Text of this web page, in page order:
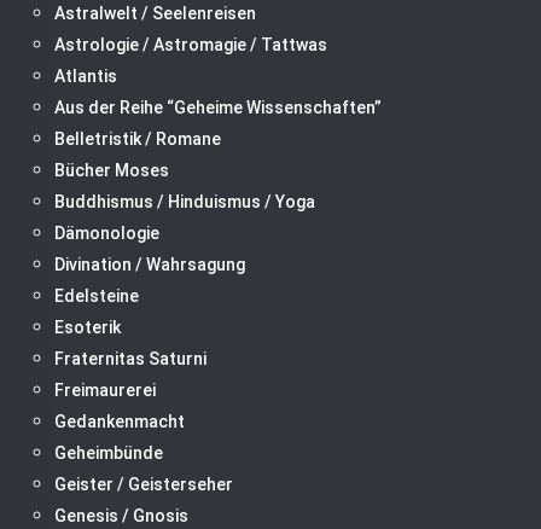
Astralwelt / Seelenreisen
Astrologie / Astromagie / Tattwas
Atlantis
Aus der Reihe “Geheime Wissenschaften”
Belletristik / Romane
Bücher Moses
Buddhismus / Hinduismus / Yoga
Dämonologie
Divination / Wahrsagung
Edelsteine
Esoterik
Fraternitas Saturni
Freimaurerei
Gedankenmacht
Geheimbünde
Geister / Geisterseher
Genesis / Gnosis